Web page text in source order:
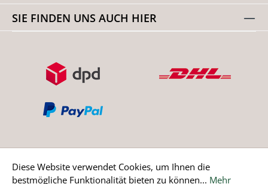
SIE FINDEN UNS AUCH HIER
Bestellung widerrufen
Diese Website verwendet Cookies, um Ihnen die
bestmögliche Funktionalität bieten zu können... Mehr